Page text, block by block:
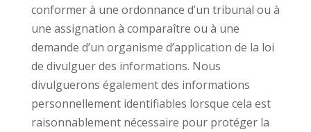
conformer à une ordonnance d’un tribunal ou à
une assignation à comparaître ou à une
demande d’un organisme d’application de la loi
de divulguer des informations. Nous
divulguerons également des informations
personnellement identifiables lorsque cela est
raisonnablement nécessaire pour protéger la